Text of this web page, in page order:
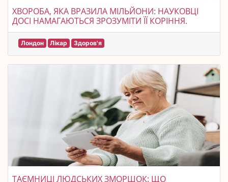
ХВОРОБА, ЯКА ВРАЗИЛА МІЛЬЙОНИ: НАУКОВЦІ
ДОСІ НАМАГАЮТЬСЯ ЗРОЗУМІТИ ЇЇ КОРІННЯ.
Лондон Лікар Здоров'я
ТАЄМНИЦІ ЛЮДСЬКИХ ЗМОРШОК: ЩО